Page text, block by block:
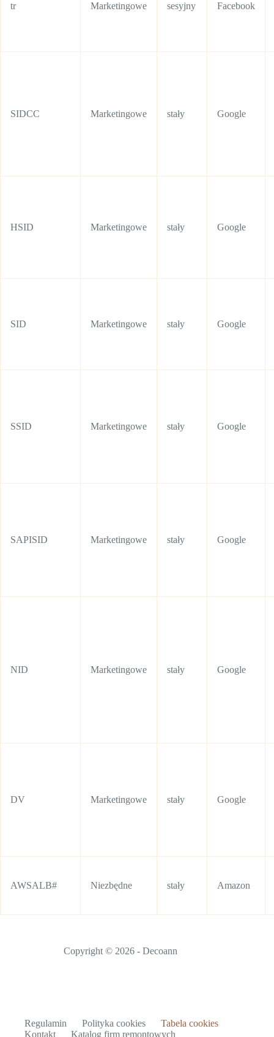
tr Marketingowe sesyjny Facebook
SIDCC Marketingowe stały Google
HSID Marketingowe stały Google
SID Marketingowe stały Google
SSID Marketingowe stały Google
SAPISID Marketingowe stały Google
NID Marketingowe stały Google
DV Marketingowe stały Google
AWSALB# Niezbędne stały Amazon
Copyright © 2026 - Decoann
Regulamin Polityka cookies
Tabela cookies
Kontakt
Katalog firm remontowych